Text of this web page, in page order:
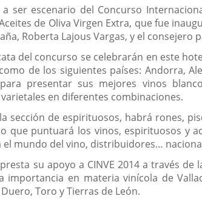
ser escenario del Concurso
de Oliva Virgen Extra, que fue
Roberta Lajous Vargas, y el
del concurso se celebrarán en este
de los siguientes países: Andorra,
presentar sus mejores vinos
en diferentes combinaciones.
sección de espirituosos, habrá rones,
que puntuará los vinos, espirituosos y
el mundo del vino, distribuidores…
su apoyo a CINVE 2014 a través
importancia en materia vinícola de
Toro y Tierras de León.